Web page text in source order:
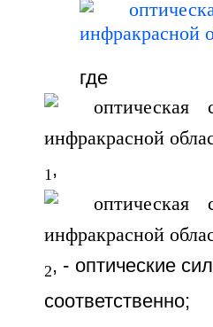
где
1,
2, - оптические
соответственно;